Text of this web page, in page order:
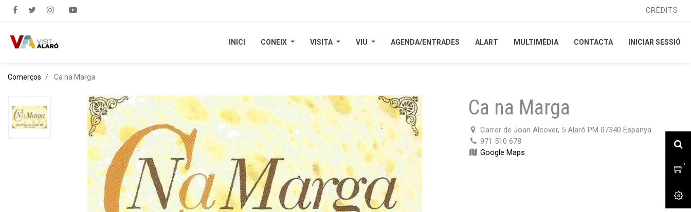
CRÈDITS
0
INICI CONEIX VISITA VIU AGENDA/ENTRADES ALART MULTIMÈDIA CONTACTA INICIAR SESSIÓ
CRÈDITS
0
INICI CONEIX VISITA VIU AGENDA/ENTRADES ALART MULTIMÈDIA CONTACTA INICIAR SESSIÓ
Comerços Ca na Marga
Ca na Marga
Carrer de Joan Alcover, 5 Alaró PM 07340 Espanya
971 510 678
Google Maps